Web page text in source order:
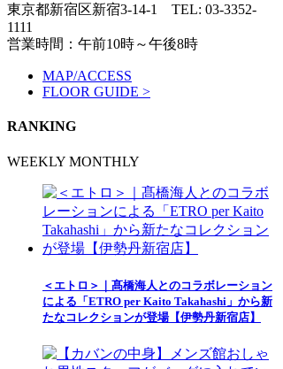
東京都新宿区新宿3-14-1 TEL: 03-3352-
1111
営業時間：午前10時～午後8時
MAP/ACCESS
FLOOR GUIDE >
RANKING
WEEKLY MONTHLY
＜エトロ＞｜髙橋海人とのコラボレーション
による「ETRO per Kaito Takahashi」から新
たなコレクションが登場【伊勢丹新宿店】